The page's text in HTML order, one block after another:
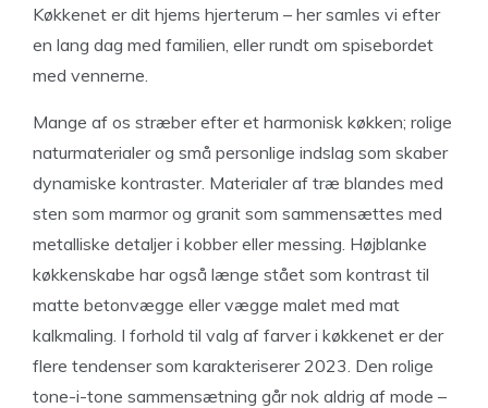
Køkkenet er dit hjems hjerterum – her samles vi efter
en lang dag med familien, eller rundt om spisebordet
med vennerne.
Mange af os stræber efter et harmonisk køkken; rolige
naturmaterialer og små personlige indslag som skaber
dynamiske kontraster. Materialer af træ blandes med
sten som marmor og granit som sammensættes med
metalliske detaljer i kobber eller messing. Højblanke
køkkenskabe har også længe stået som kontrast til
matte betonvægge eller vægge malet med mat
kalkmaling. I forhold til valg af farver i køkkenet er der
flere tendenser som karakteriserer 2023. Den rolige
tone-i-tone sammensætning går nok aldrig af mode –